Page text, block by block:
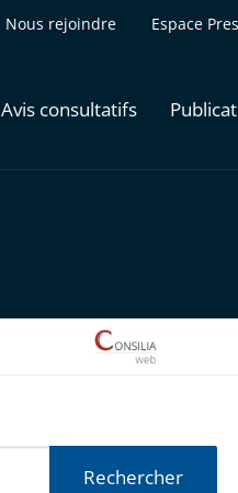
Nous rejoindre Espace
Avis consultatifs
Rechercher